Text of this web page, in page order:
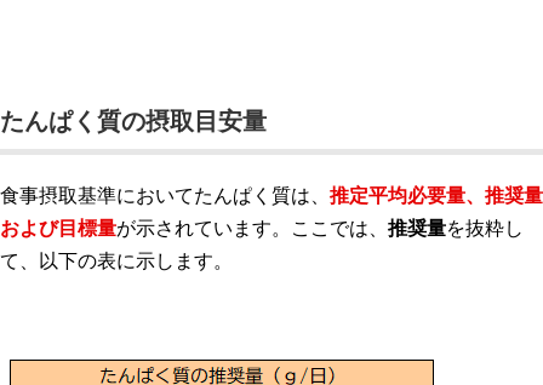
たんぱく質の摂取目安量
食事摂取基準においてたんぱく質は、 推定平均必要量、推奨量
および目標量が示されています。ここでは、 推奨量を抜粋し
て、以下の表に示します。